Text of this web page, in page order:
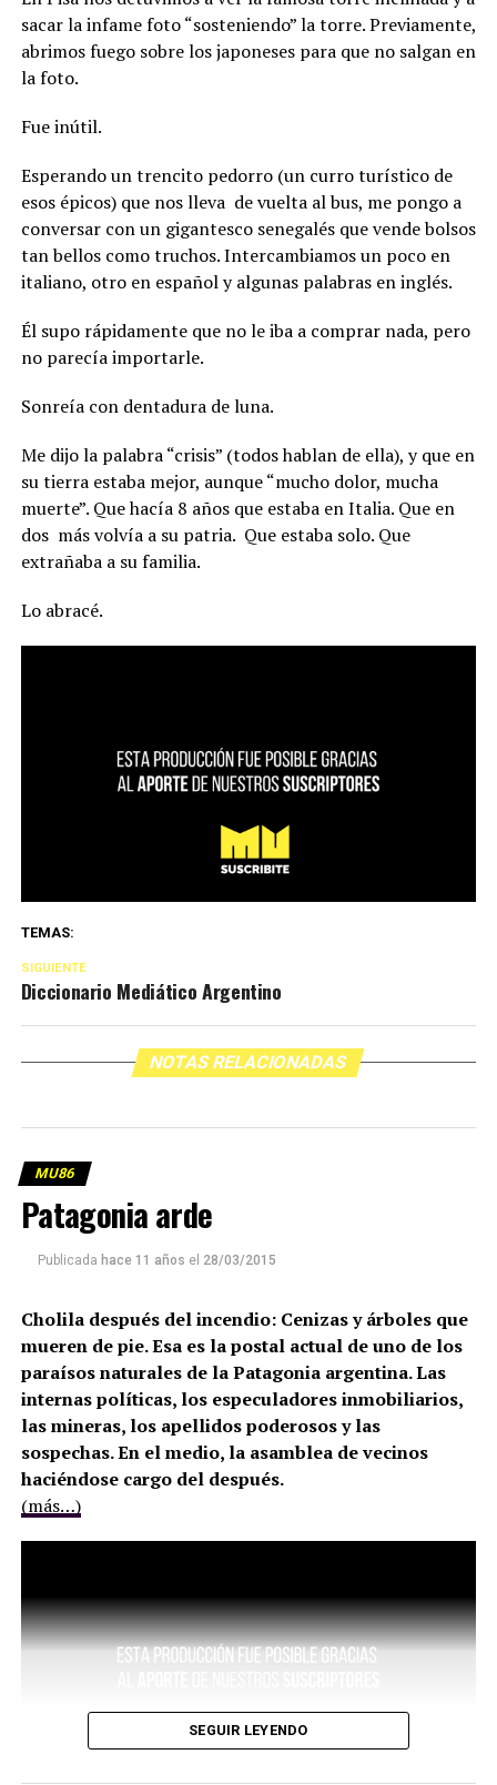
sacar la infame foto “sosteniendo” la torre. Previamente,
abrimos fuego sobre los japoneses para que no salgan en
la foto.
Fue inútil.
Esperando un trencito pedorro (un curro turístico de
esos épicos) que nos lleva de vuelta al bus, me pongo a
conversar con un gigantesco senegalés que vende bolsos
tan bellos como truchos. Intercambiamos un poco en
italiano, otro en español y algunas palabras en inglés.
Él supo rápidamente que no le iba a comprar nada, pero
no parecía importarle.
Sonreía con dentadura de luna.
Me dijo la palabra “crisis” (todos hablan de ella), y que en
su tierra estaba mejor, aunque “mucho dolor, mucha
muerte”. Que hacía 8 años que estaba en Italia. Que en
dos más volvía a su patria. Que estaba solo. Que
extrañaba a su familia.
Lo abracé.
TEMAS:
SIGUIENTE
Diccionario Mediático Argentino
NOTAS RELACIONADAS
MU86
Patagonia arde
Publicada hace 11 años el 28/03/2015
Cholila después del incendio: Cenizas y árboles que
mueren de pie. Esa es la postal actual de uno de los
paraísos naturales de la Patagonia argentina. Las
internas políticas, los especuladores inmobiliarios,
las mineras, los apellidos poderosos y las
sospechas. En el medio, la asamblea de vecinos
haciéndose cargo del después.
(más…)
SEGUIR LEYENDO